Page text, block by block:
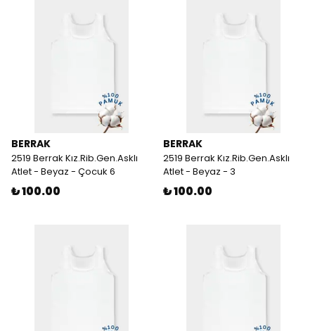
BERRAK
2519 Berrak Kız.Rib.Gen.Asklı
Atlet - Beyaz - Çocuk 6
₺ 100.00
BERRAK
2519 Berrak Kız.Rib.Gen.Asklı
Atlet - Beyaz - 3
₺ 100.00